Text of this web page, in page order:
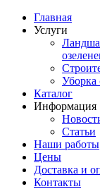
Главная
Услуги
Уборка
Каталог
Информация
Статьи
Наши работы
Цены
Доставка и
Контакты